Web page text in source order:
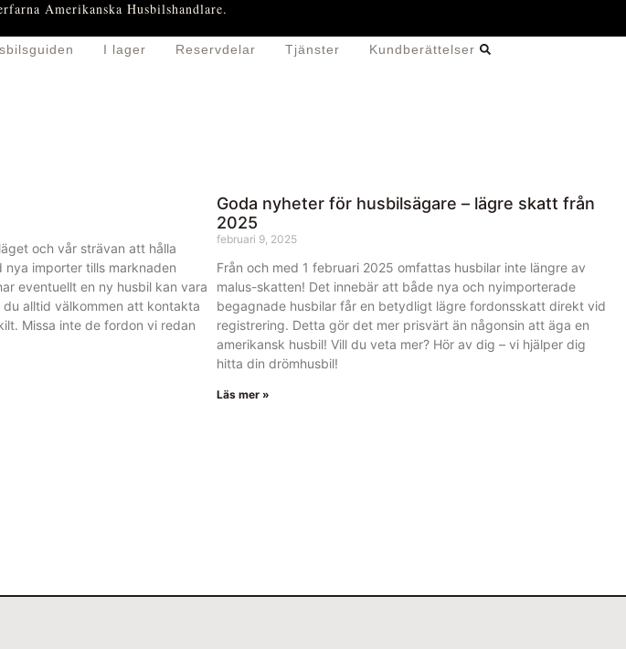
Amerikanska Husbilshandlare.
I lager Reservdelar Tjänster Kundberättelser
och vår strävan att hålla
importer tills marknaden
eventuellt en ny husbil kan vara
alltid välkommen att kontakta
Missa inte de fordon vi redan
Goda nyheter för husbilsägare – lägre skatt från
2025
februari 9, 2025
Från och med 1 februari 2025 omfattas husbilar inte längre av
malus-skatten! Det innebär att både nya och nyimporterade
begagnade husbilar får en betydligt lägre fordonsskatt direkt vid
registrering. Detta gör det mer prisvärt än någonsin att äga en
amerikansk husbil! Vill du veta mer? Hör av dig – vi hjälper dig
hitta din drömhusbil!
Läs mer »